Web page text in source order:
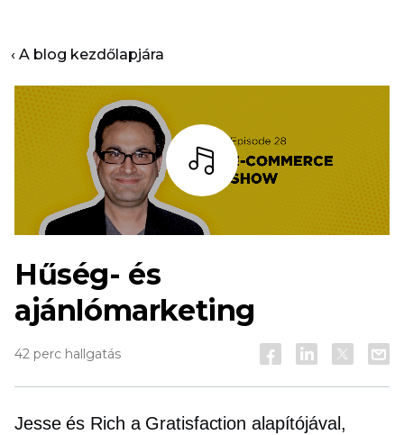
‹ A blog kezdőlapjára
Hallgass
Hűség- és
ajánlómarketing
42 perc hallgatás
Jesse és Rich a Gratisfaction alapítójával,